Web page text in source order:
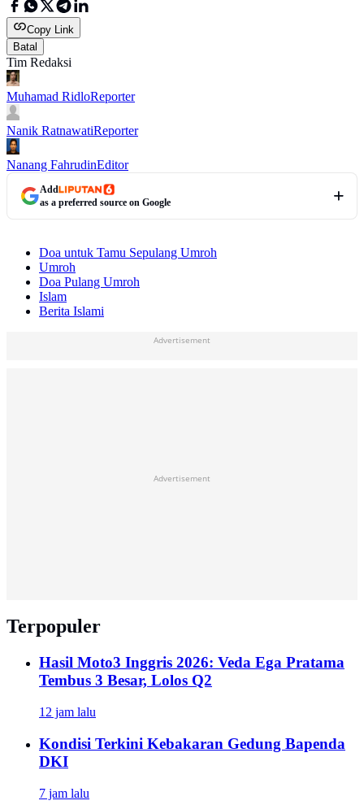
Copy Link
Batal
Tim Redaksi
Muhamad RidloReporter
Nanik RatnawatiReporter
Nanang FahrudinEditor
Add
as a preferred source on Google
Doa untuk Tamu Sepulang Umroh
Umroh
Doa Pulang Umroh
Islam
Berita Islami
Advertisement
Advertisement
Terpopuler
Hasil Moto3 Inggris 2026: Veda Ega Pratama
Tembus 3 Besar, Lolos Q2
12 jam lalu
Kondisi Terkini Kebakaran Gedung Bapenda
DKI
7 jam lalu